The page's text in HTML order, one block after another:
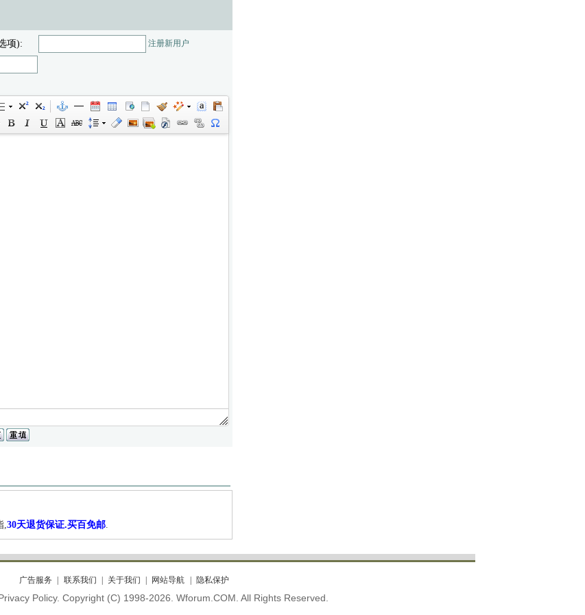
项): 注册新用户
,30天退货保证.买百免邮.
广告服务 联系我们 关于我们 网站导航 隐私保护
Policy. Copyright (C) 1998-2026. Wforum.COM. All Rights Reserved.